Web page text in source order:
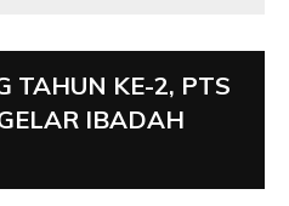
TAHUN KE-2, PTS
IBADAH